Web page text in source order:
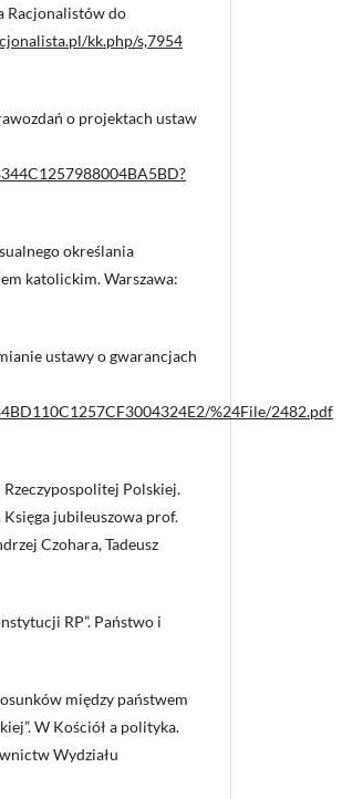
Racjonalistów do
kk.php/s,7954
o projektach ustaw
określania
katolickim. Warszawa:
ustawy o gwarancjach
%24File/2482.pdf
Rzeczypospolitej Polskiej.
jubileuszowa prof.
Czohara, Tadeusz
RP”. Państwo i
między państwem
W Kościół a polityka.
Wydziału